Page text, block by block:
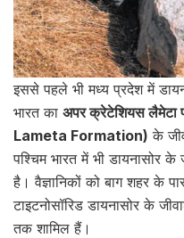
इससे पहले भी मध्य प्रदेश में
भारत का अपर क्रेटेशियस
Lameta Formation) के
पश्चिम भारत में भी डायनासोर के
है। वैज्ञानिकों को बाग शहर के
टाइटनोसॉरिड डायनासोर के
तक शामिल हैं।